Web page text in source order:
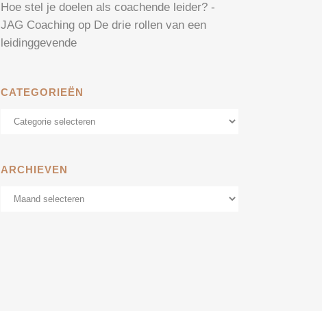
Hoe stel je doelen als coachende leider? -
JAG Coaching op De drie rollen van een
leidinggevende
CATEGORIEËN
Categorieën
ARCHIEVEN
Archieven